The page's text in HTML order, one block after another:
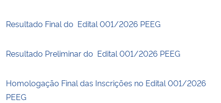
Resultado Final do Edital 001/2026 PEEG
Resultado Preliminar do Edital 001/2026 PEEG
Homologação Final das Inscrições no Edital 001/2026
PEEG